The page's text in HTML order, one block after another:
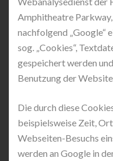
Amphitheatre
nachfolgend „Google“
sog. „Cookies“,
gespeichert werden
Benutzung der
Die durch diese
beispielsweise Zeit,
Webseiten-Besuchs
werden an Google in